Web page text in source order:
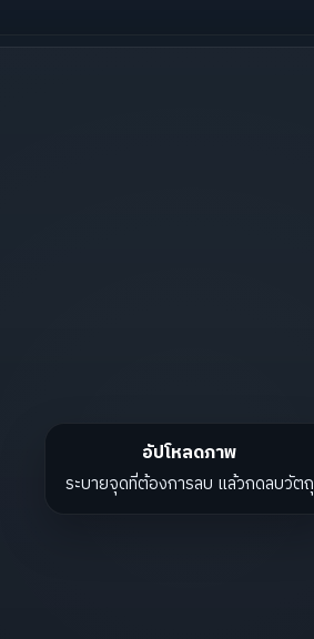
อัปโหลดภาพ
ระบายจุดที่ต้องการลบ แล้วกดลบวัตถุ